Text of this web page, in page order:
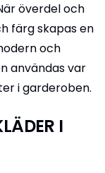
överdel och
färg skapas en
och
användas var
i garderoben.
I